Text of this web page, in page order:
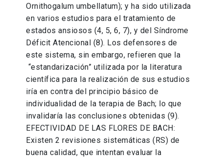
Ornithogalum umbellatum); y ha sido utilizada
en varios estudios para el tratamiento de
estados ansiosos (4, 5, 6, 7), y del Síndrome
Déficit Atencional (8). Los defensores de
este sistema, sin embargo, refieren que la
“estandarización” utilizada por la literatura
científica para la realización de sus estudios
iría en contra del principio básico de
individualidad de la terapia de Bach; lo que
invalidaría las conclusiones obtenidas (9).
EFECTIVIDAD DE LAS FLORES DE BACH:
Existen 2 revisiones sistemáticas (RS) de
buena calidad, que intentan evaluar la